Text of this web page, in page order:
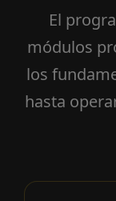
El
módulos
los
hasta